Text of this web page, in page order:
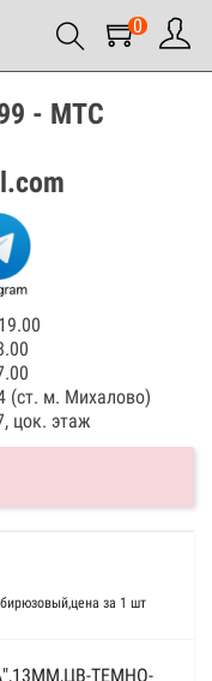
0
- МТС
(ст. м. Михалово)
цок. этаж
за 1 шт
ТЕМНО-